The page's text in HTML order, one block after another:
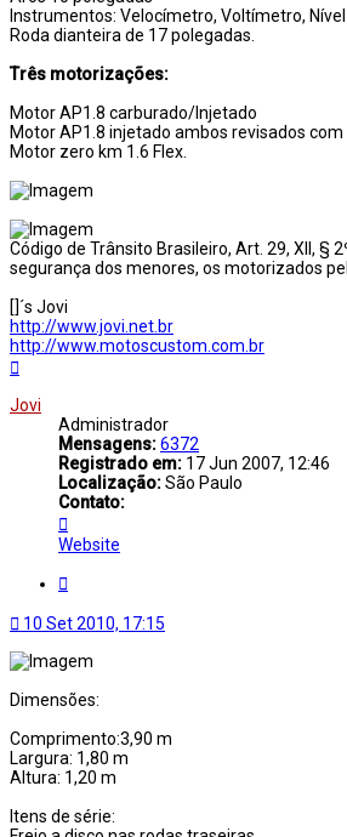
Instrumentos: Velocímetro, Voltímetro,
Roda dianteira de 17 polegadas.
Três motorizações:
Motor AP1.8 carburado/Injetado
Motor AP1.8 injetado ambos revisados com
Motor zero km 1.6 Flex.
Código de Trânsito Brasileiro, Art. 29, XII,
segurança dos menores, os motorizados
[]´s Jovi
http://www.jovi.net.br
http://www.motoscustom.com.br
topo
Jovi
Administrador
Mensagens:6372
Registrado em: 17 Jun 2007, 12:46
Localização:São Paulo
Contato:
Jovi
Website
10 Set 2010, 17:15
Dimensões:
Comprimento:3,90 m
Largura: 1,80 m
Altura: 1,20 m
Itens de série: